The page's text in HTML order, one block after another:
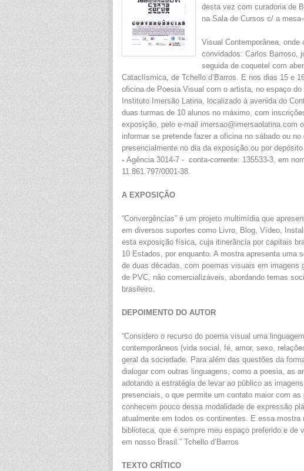
desta vez com curadoria de
na Sala de Cursos c/ a
Visual Contemporânea,
convidados: Carlos Barroso,
seguida de coquetel com
Cataclísmica, de Tchello d’Barros. E nos dias 15 e
oficina de Poesia Visual com o artista, no espaço
Instituto Imersão Latina, localizado à avenida do
duas turmas de 10 alunos no máximo, com
exposição, pelo e-mail imersao@imersaolatina.com
informar se pretende fazer a oficina no sábado ou
presencialmente no dia da exposição ou por
- Agência 3014-7 - conta-corrente: 135533-3, em
11.861.797/0001-38.
A EXPOSIÇÃO
“Convergências” é um projeto multimídia que
em diversos suportes como Livro, Blog, Vídeo,
esta exposição física, cuja itinerância por capitais
10 Estados, por enquanto. A mostra apresenta uma
de duas décadas, com poemas visuais em
de PVC, não comercializáveis, abordando temas
brasileiro.
DEPOIMENTO DO AUTOR
“Considero o recurso do poema visual uma
contemporâneos (vida social, fé, amor, sexo,
geral da sociedade. Para além das questões da
dialogar com outras linguagens, como a poesia, as
adotando a estratégia de levar ao público as
presenciais, o que permite um contato maior com
conhecem pouco dessa modalidade de expressão
atualmente em todos os continentes. E essa mostra
biblioteca, que é sempre meu espaço preferido e
em nosso Brasil.” Tchello d’Barros
TEXTO CRÍTICO